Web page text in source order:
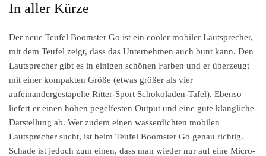
In aller Kürze
Der neue Teufel Boomster Go ist ein cooler mobiler Lautsprecher,
mit dem Teufel zeigt, dass das Unternehmen auch bunt kann. Den
Lautsprecher gibt es in einigen schönen Farben und er überzeugt
mit einer kompakten Größe (etwas größer als vier
aufeinandergestapelte Ritter-Sport Schokoladen-Tafel). Ebenso
liefert er einen hohen pegelfesten Output und eine gute klangliche
Darstellung ab. Wer zudem einen wasserdichten mobilen
Lautsprecher sucht, ist beim Teufel Boomster Go genau richtig.
Schade ist jedoch zum einen, dass man wieder nur auf eine Micro-